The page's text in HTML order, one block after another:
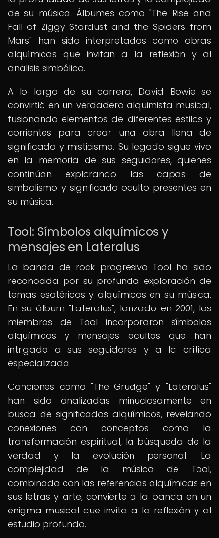
de su música. Álbumes como "The Rise and
Fall of Ziggy Stardust and the Spiders from
Mars" han sido interpretados como obras
alquímicas que invitan a la reflexión y al
análisis simbólico.
A lo largo de su carrera, David Bowie se
convirtió en un verdadero alquimista musical,
fusionando elementos de diferentes estilos y
corrientes para crear una obra llena de
significado y misticismo. Su legado sigue vivo
en la memoria de sus seguidores, quienes
continúan explorando las capas de
simbolismo y significado oculto presentes en
su música.
Tool: Símbolos alquímicos y
mensajes en Lateralus
La banda de rock progresivo Tool ha sido
reconocida por su profunda exploración de
temas esotéricos y alquímicos en su música.
En su álbum "Lateralus", lanzado en 2001, los
miembros de Tool incorporaron símbolos
alquímicos y mensajes ocultos que han
intrigado a sus seguidores y a la crítica
especializada.
Canciones como "The Grudge" y "Lateralus"
han sido analizadas minuciosamente en
busca de significados alquímicos, revelando
conexiones con conceptos como la
transformación espiritual, la búsqueda de la
verdad y la evolución personal. La
complejidad de la música de Tool,
combinada con las referencias alquímicas en
sus letras y arte, convierte a la banda en un
enigma musical que invita a la reflexión y al
estudio profundo.